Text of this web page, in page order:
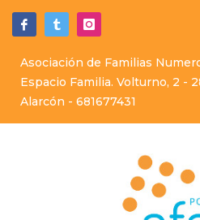
Asociación de Familias
Espacio Familia. Volturno, 2 -
Alarcón - 681677431